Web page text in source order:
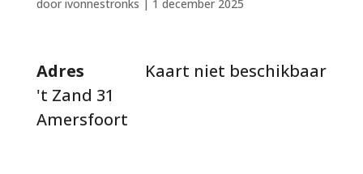
door ivonnestronks | 1 december 2025
Kaart niet beschikbaar
Adres
't Zand 31
Amersfoort